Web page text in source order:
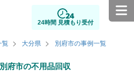
24時間 見積もり受付
覧 大分県 別府市の事例一覧
府市の不用品回収